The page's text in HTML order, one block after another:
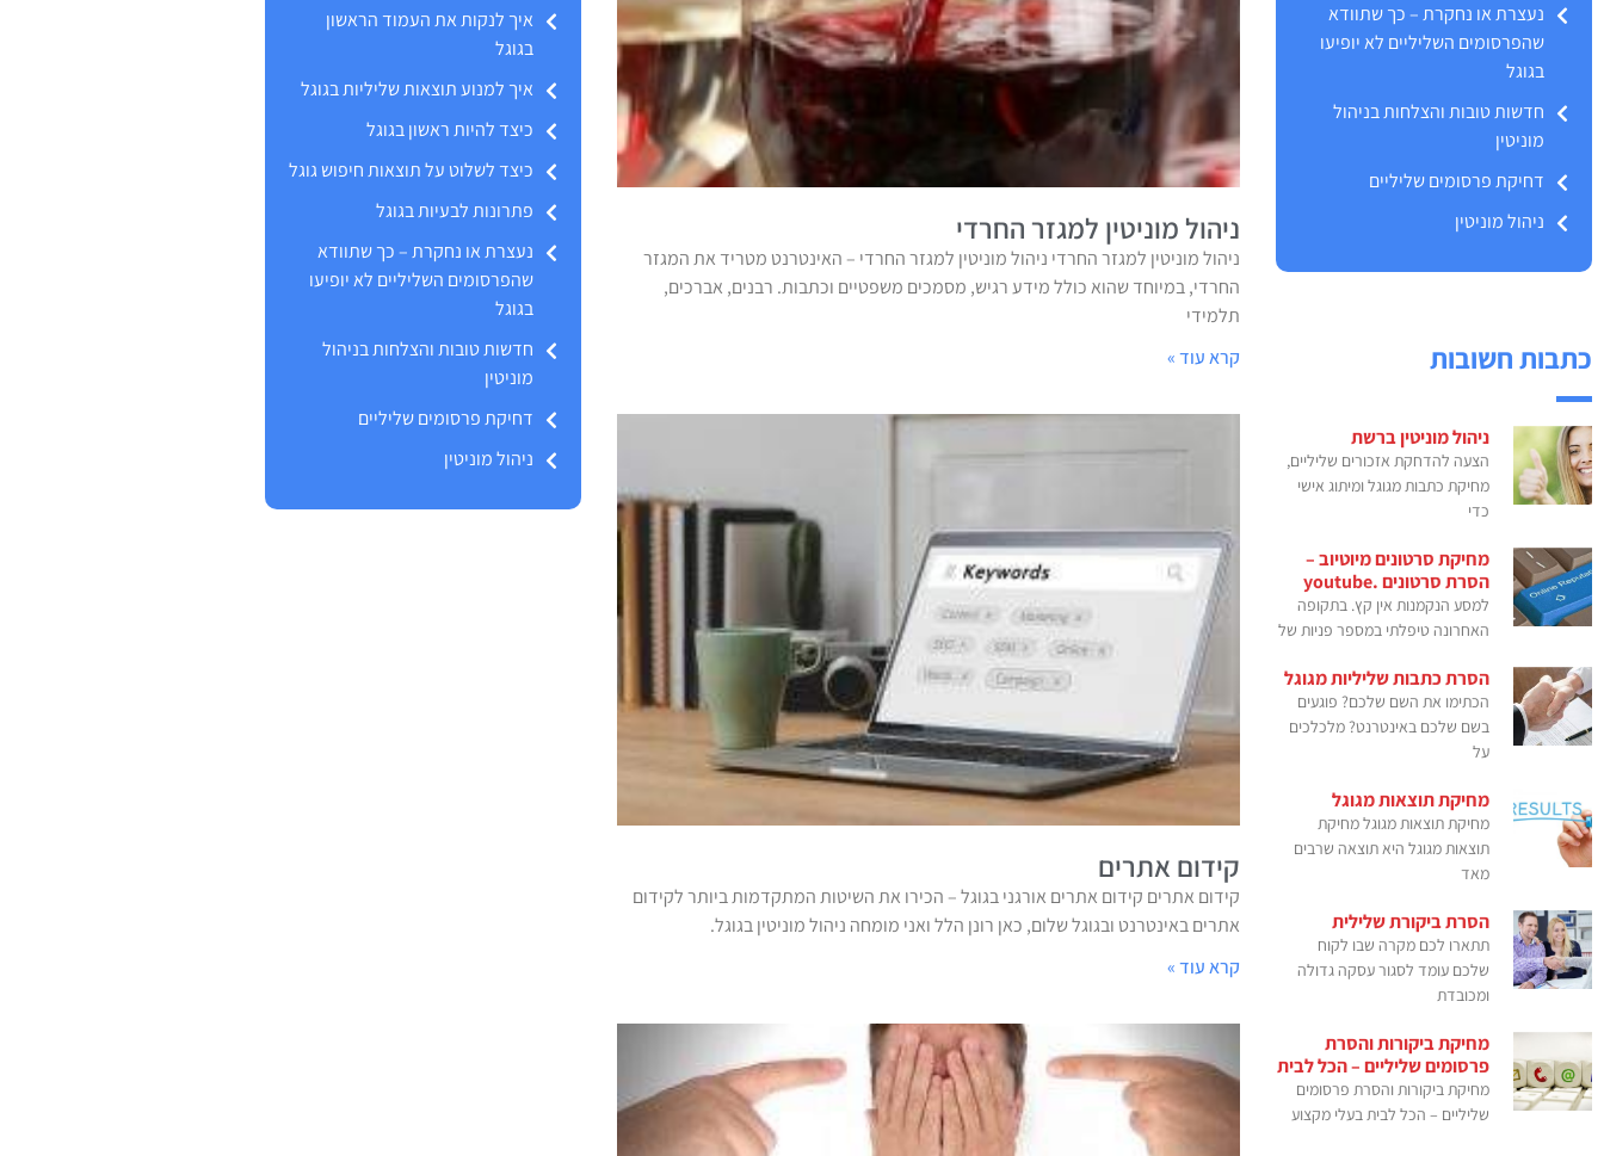
נעצרת או נחקרת – כך שתוודא
שהפרסומים השליליים לא יופיעו
בגוגל
חדשות טובות והצלחות בניהול
מוניטין
דחיקת פרסומים שליליים
ניהול מוניטין
כתבות חשובות
ניהול מוניטין ברשת
הצעה להדחקת אזכורים שליליים,
מחיקת כתבות מגוגל ומיתוג אישי
כדי
מחיקת סרטונים מיוטיוב –
הסרת סרטונים .youtube
למסע הנקמנות אין קץ. בתקופה
האחרונה טיפלתי במספר פניות של
הסרת כתבות שליליות מגוגל
הכתימו את השם שלכם? פוגעים
בשם שלכם באינטרנט? מלכלכים
על
מחיקת תוצאות מגוגל
מחיקת תוצאות מגוגל מחיקת
תוצאות מגוגל היא תוצאה שרבים
מאד
הסרת ביקורת שלילית
תתארו לכם מקרה שבו לקוח
שלכם עומד לסגור עסקה גדולה
ומכובדת
מחיקת ביקורות והסרת
פרסומים שליליים – הכל לבית
מחיקת ביקורות והסרת פרסומים
שליליים – הכל לבית בעלי מקצוע
ניהול מוניטין למגזר החרדי
ניהול מוניטין למגזר החרדי ניהול מוניטין למגזר החרדי – האינטרנט מטריד את המגזר
החרדי, במיוחד שהוא כולל מידע רגיש, מסמכים משפטיים וכתבות. רבנים, אברכים,
תלמידי
קרא עוד »
קידום אתרים
קידום אתרים קידום אתרים אורגני בגוגל – הכירו את השיטות המתקדמות ביותר לקידום
אתרים באינטרנט ובגוגל שלום, כאן רונן הלל ואני מומחה ניהול מוניטין בגוגל.
קרא עוד »
איך לנקות את העמוד הראשון
בגוגל
איך למנוע תוצאות שליליות בגוגל
כיצד להיות ראשון בגוגל
כיצד לשלוט על תוצאות חיפוש גוגל
פתרונות לבעיות בגוגל
נעצרת או נחקרת – כך שתוודא
שהפרסומים השליליים לא יופיעו
בגוגל
חדשות טובות והצלחות בניהול
מוניטין
דחיקת פרסומים שליליים
ניהול מוניטין